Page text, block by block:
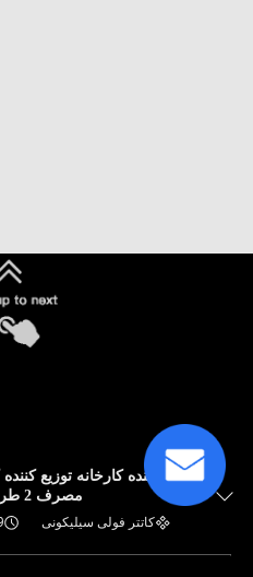
تولید کننده کارخانه توزیع
مصرف 2 طرفه 3 طرفه برای جراحی اورولوژی
کاتتر فولی سیلیکونی